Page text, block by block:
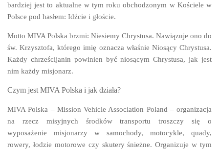
bardziej jest to aktualne w tym roku obchodzonym w Kościele w
Polsce pod hasłem: Idźcie i głoście.
Motto MIVA Polska brzmi: Niesiemy Chrystusa. Nawiązuje ono do
św. Krzysztofa, którego imię oznacza właśnie Niosący Chrystusa.
Każdy chrześcijanin powinien być niosącym Chrystusa, jak jest
nim każdy misjonarz.
Czym jest MIVA Polska i jak działa?
MIVA Polska – Mission Vehicle Association Poland – organizacja
na rzecz misyjnych środków transportu troszczy się o
wyposażenie misjonarzy w samochody, motocykle, quady,
rowery, łodzie motorowe czy skutery śnieżne. Organizuje w tym